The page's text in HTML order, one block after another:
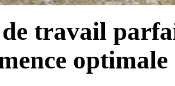
travail
optimale